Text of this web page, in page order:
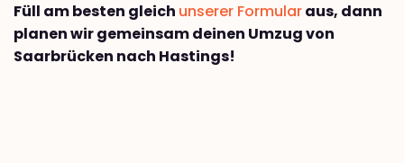
Füll am besten gleich unserer Formularaus, dann
planen wir gemeinsam deinen Umzug von
Saarbrücken nach Hastings!